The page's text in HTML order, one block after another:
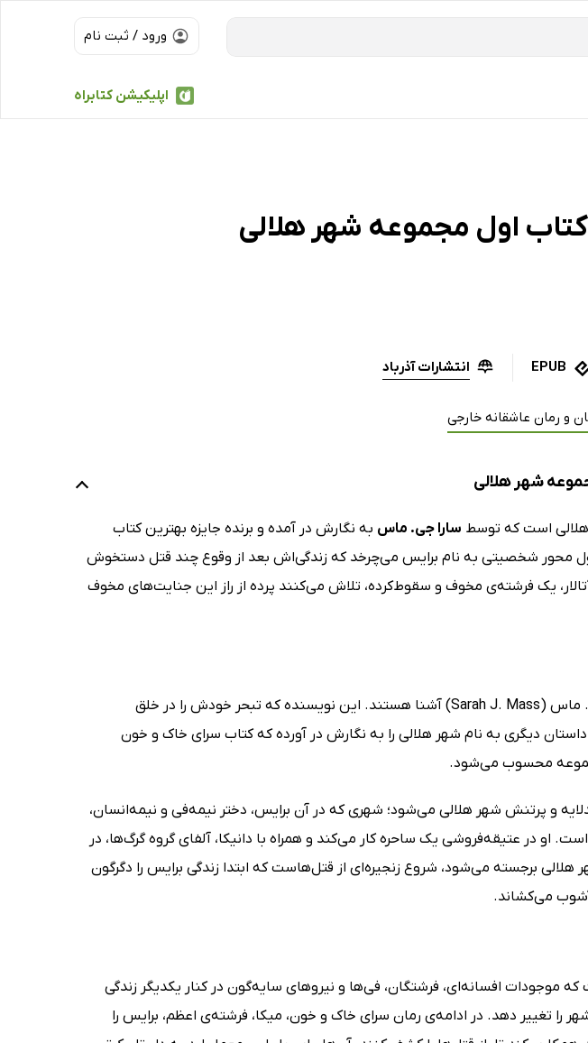
ورود / ثبت نام
اپلیکیشن کتابراه
اول مجموعه شهر هلالی
EPUB انتشارات آذرباد
و رمان عاشقانه خارجی
شهر هلالی
است که توسط سارا جی. ماس به نگارش در آمده و برنده جایزه بهترین کتاب
این داستان حول محور شخصیتی به نام برایس می‌چرخد که زندگی‌اش بعد از وقوع چند قتل دستخوش
یک فرشته‌ی مخوف و سقوط‌کرده، تلاش می‌کنند پرده از راز این جنایت‌های مخوف
طرفداران جهان فانتزی به‌طور حتم با قلم سارا جی. ماس (Sarah J. Mass) آشنا هستند. این نویسنده که تبحر خودش را در خلق
دیگری به نام شهر هلالی را به نگارش در آورده که کتاب سرای خاک و خون
و پرتنش شهر هلالی می‌شود؛ شهری که در آن برایس، دختر نیمه‌فی و نیمه‌انسان،
او در عتیقه‌فروشی یک ساحره کار می‌کند و همراه با دانیکا، آلفای گروه گرگ‌ها، در
هلالی برجسته می‌شود، شروع زنجیره‌ای از قتل‌هاست که ابتدا زندگی برایس را دگرگون
می‌کشاند.
افسانه‌ای، فرشتگان، فی‌ها و نیروهای سایه‌گون در کنار یکدیگر زندگی
تغییر دهد. در ادامه‌ی رمان سرای خاک و خون، میکا، فرشته‌ی اعظم، برایس را